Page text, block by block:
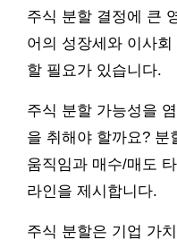
주식 분할 결정에 큰
어의 성장세와 이사
할 필요가 있습니다.
주식 분할 가능성을
을 취해야 할까요? 분
움직임과 매수/매도
라인을 제시합니다.
주식 분할은 기업 가